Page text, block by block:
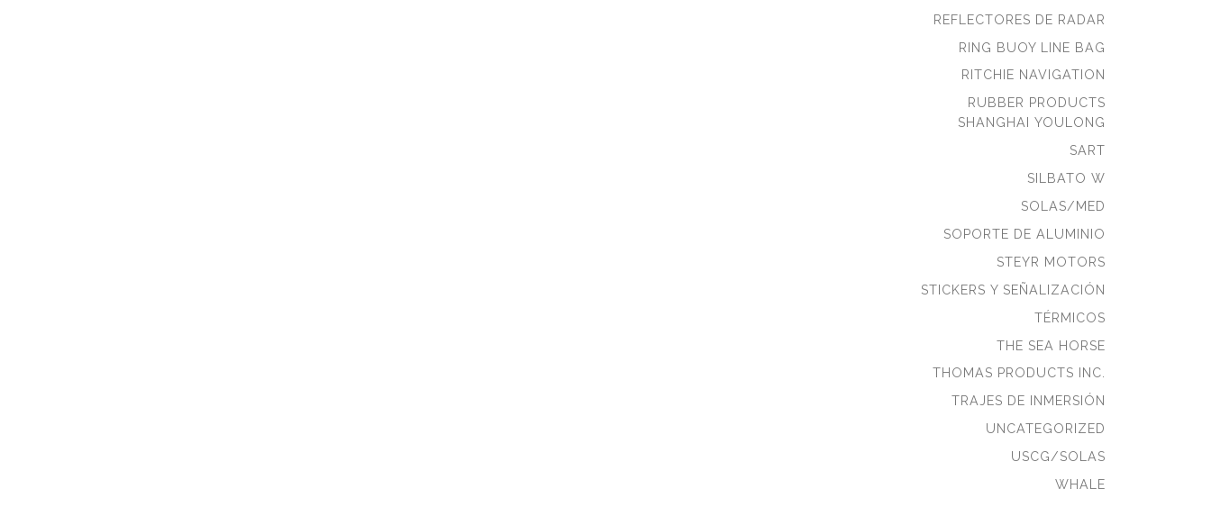
REFLECTORES DE RADAR
RING BUOY LINE BAG
RITCHIE NAVIGATION
RUBBER PRODUCTS
SHANGHAI YOULONG
SART
SILBATO W
SOLAS/MED
SOPORTE DE ALUMINIO
STEYR MOTORS
STICKERS Y SEÑALIZACIÓN
TÉRMICOS
THE SEA HORSE
THOMAS PRODUCTS INC.
TRAJES DE INMERSIÓN
UNCATEGORIZED
USCG/SOLAS
WHALE